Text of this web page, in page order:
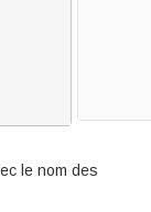
le nom des